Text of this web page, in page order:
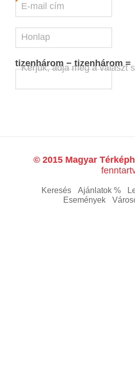
E-mail cím
Honlap
Kérjük, adja meg a választ
tizenhárom − tizenhárom =
© 2015 Magyar
Keresés Ajánlatok %
Események